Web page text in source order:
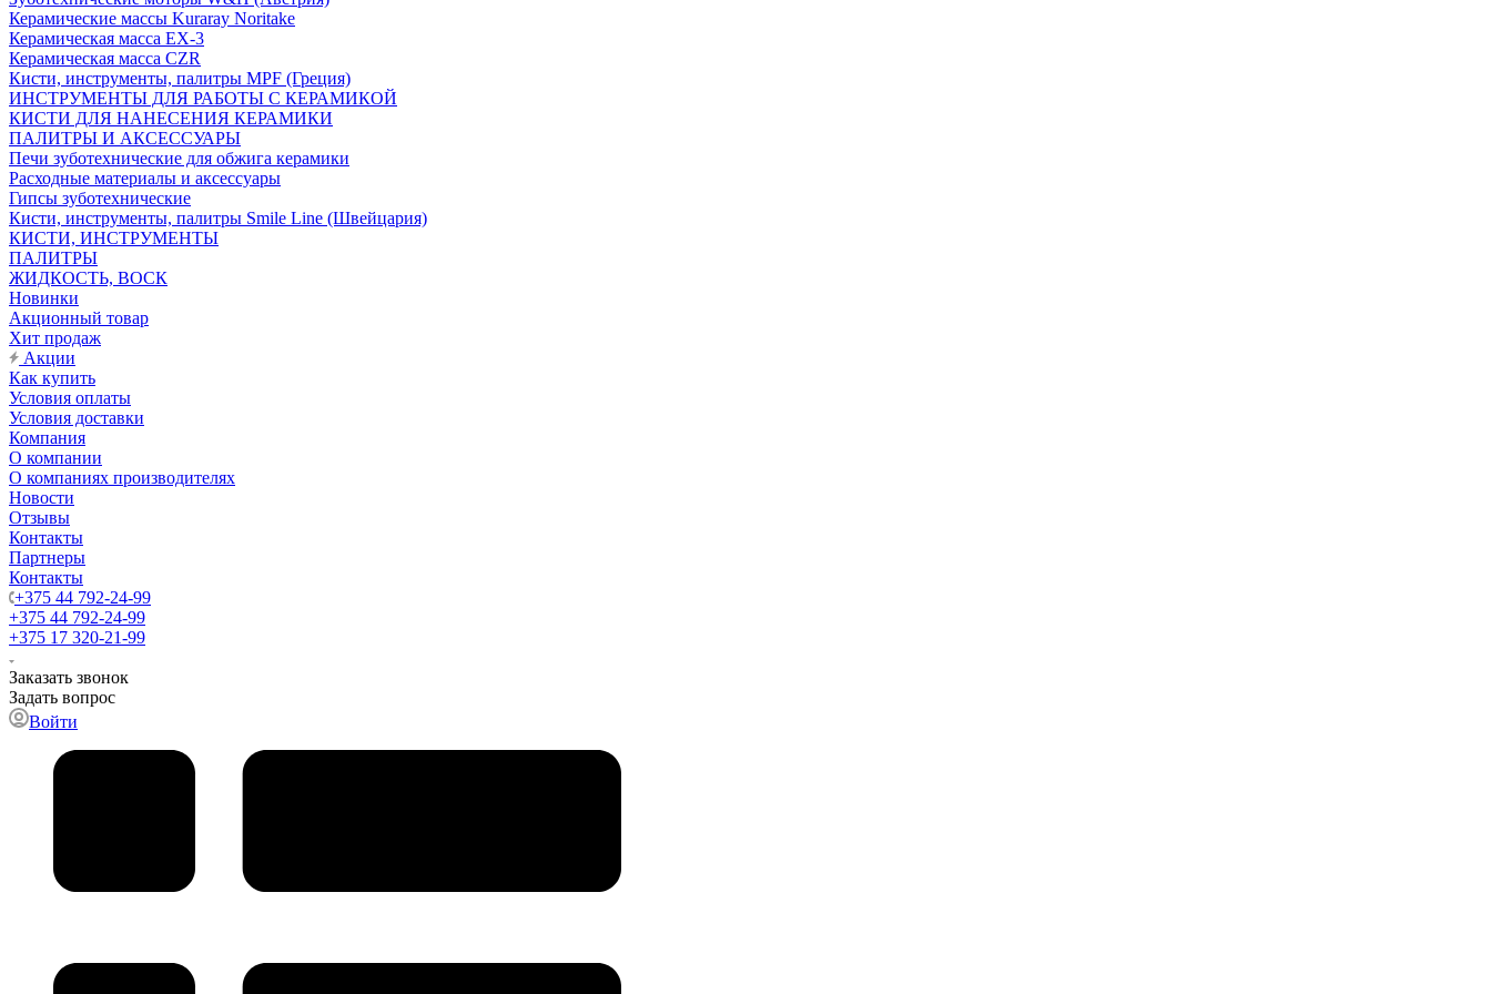
Керамические массы Kuraray Noritake
Керамическая масса EX-3
Керамическая масса CZR
Кисти, инструменты, палитры MPF (Греция)
ИНСТРУМЕНТЫ ДЛЯ РАБОТЫ С КЕРАМИКОЙ
КИСТИ ДЛЯ НАНЕСЕНИЯ КЕРАМИКИ
ПАЛИТРЫ И АКСЕССУАРЫ
Печи зуботехнические для обжига керамики
Расходные материалы и аксессуары
Гипсы зуботехнические
Кисти, инструменты, палитры Smile Line (Швейцария)
КИСТИ, ИНСТРУМЕНТЫ
ПАЛИТРЫ
ЖИДКОСТЬ, ВОСК
Новинки
Акционный товар
Хит продаж
Акции
Как купить
Условия оплаты
Условия доставки
Компания
О компании
О компаниях производителях
Новости
Отзывы
Контакты
Партнеры
Контакты
+375 44 792-24-99
+375 44 792-24-99
+375 17 320-21-99
Заказать звонок
Задать вопрос
Войти